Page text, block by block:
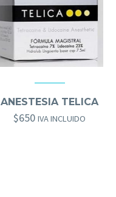
ANESTESIA TELICA
$650 IVA INCLUIDO